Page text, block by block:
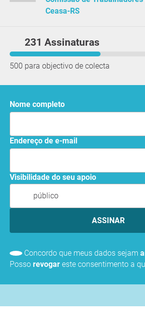
Ceasa-RS
231 Assinaturas
500 para objectivo de colecta
Nome completo
Endereço de e-mail
Visibilidade do seu apoio
público
ASSINAR
Concordo que meus dados sejam
Posso revogar este consentimento a